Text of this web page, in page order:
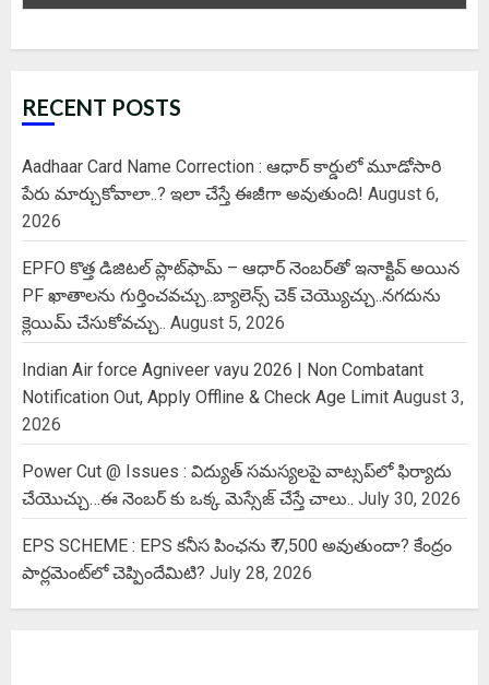
RECENT POSTS
Aadhaar Card Name Correction : ఆధార్ కార్డులో మూడోసారి
పేరు మార్చుకోవాలా..? ఇలా చేస్తే ఈజీగా అవుతుంది! August 6,
2026
EPFO కొత్త డిజిటల్ ప్లాట్‌ఫామ్‌ – ఆధార్ నెంబర్‌తో ఇనాక్టివ్ అయిన
PF ఖాతాలను గుర్తించవచ్చు..బ్యాలెన్స్ చెక్ చెయ్యొచ్చు..నగదును
క్లెయిమ్ చేసుకోవచ్చు.. August 5, 2026
Indian Air force Agniveer vayu 2026 | Non Combatant
Notification Out, Apply Offline & Check Age Limit August 3,
2026
Power Cut @ Issues : విద్యుత్ సమస్యలపై వాట్సప్‌లో ఫిర్యాదు
చేయొచ్చు…ఈ నెంబర్ కు ఒక్క మెస్సేజ్ చేస్తే చాలు.. July 30, 2026
EPS SCHEME : EPS కనీస పింఛను ₹ 7,500 అవుతుందా? కేంద్రం
పార్లమెంట్‌లో చెప్పిందేమిటి? July 28, 2026